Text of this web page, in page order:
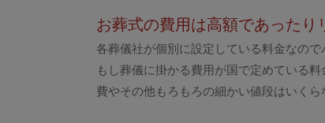
お葬式の費用は高額であったり
各葬儀社が個別に設定している料金なので
もし葬儀に掛かる費用が国で定めている
費やその他もろもろの細かい値段はいく